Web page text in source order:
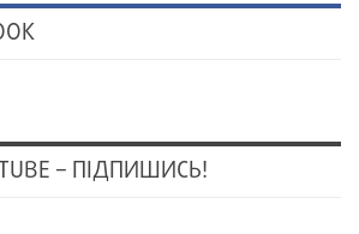
– ПІДПИШИСЬ!